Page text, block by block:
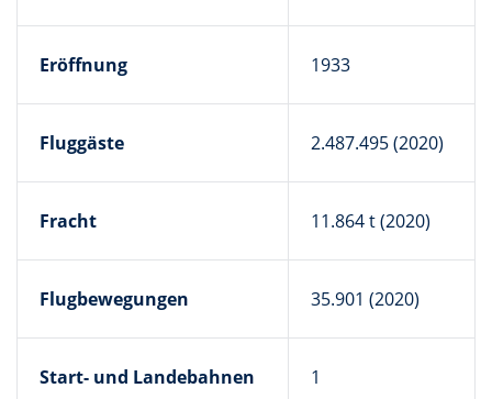
Eröffnung 1933
Fluggäste 2.487.495 (2020)
Fracht 11.864 t (2020)
Flugbewegungen 35.901 (2020)
Start- und Landebahnen 1